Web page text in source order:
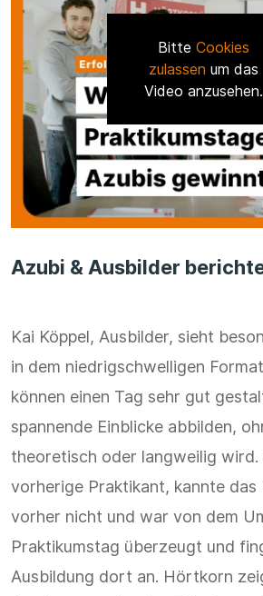
Bitte Cookies
zulassen um das
Video anzusehen.
Azubi & Ausbilder
Kai Köppel, Ausbilder, sieht
in dem niedrigschwelligen
können einen Tag sehr gut
spannende Einblicke abbilden,
theoretisch oder langweilig wird.
vorherige Praktikant, kannte das
vorher nicht und war von dem
Praktikumstag überzeugt und
Ausbildung dort an. Hörtkorn